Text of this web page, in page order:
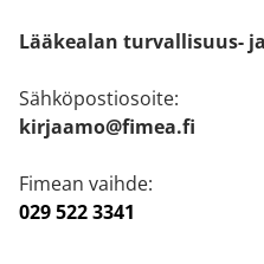
Lääkealan turvallisuus-
Sähköpostiosoite:
kirjaamo@fimea.fi
Fimean vaihde:
029 522 3341